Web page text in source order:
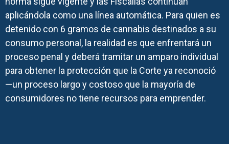
aplicándola como una línea automática. Para quien es
detenido con 6 gramos de cannabis destinados a su
consumo personal, la realidad es que enfrentará un
proceso penal y deberá tramitar un amparo individual
para obtener la protección que la Corte ya reconoció
—un proceso largo y costoso que la mayoría de
consumidores no tiene recursos para emprender.